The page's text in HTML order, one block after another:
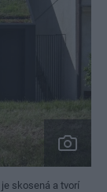
skosená a tvorí